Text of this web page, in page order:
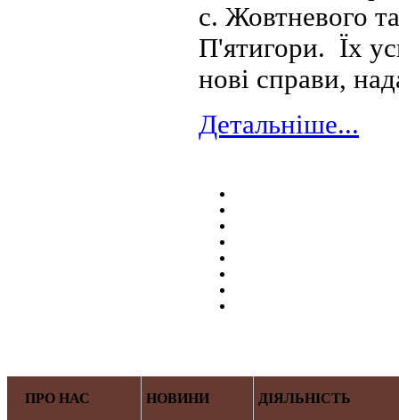
с. Жовтневого
П'ятигори. Їх
нові справи,
Детальніше...
ПРО НАС
НОВИНИ
ДІЯЛЬНІСТЬ